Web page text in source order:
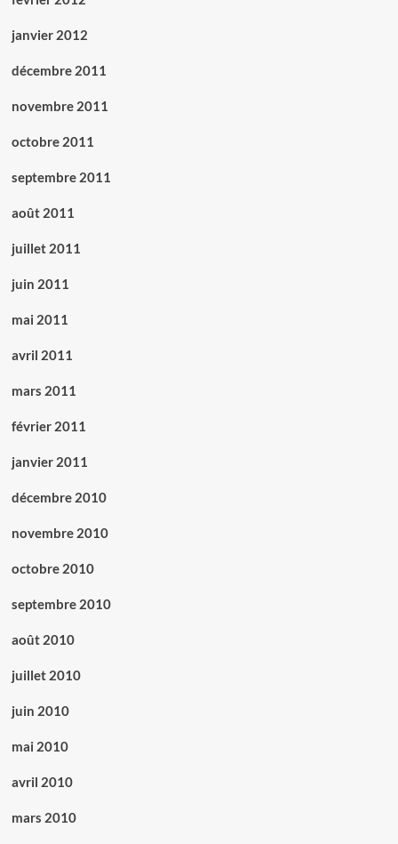
janvier 2012
décembre 2011
novembre 2011
octobre 2011
septembre 2011
août 2011
juillet 2011
juin 2011
mai 2011
avril 2011
mars 2011
février 2011
janvier 2011
décembre 2010
novembre 2010
octobre 2010
septembre 2010
août 2010
juillet 2010
juin 2010
mai 2010
avril 2010
mars 2010